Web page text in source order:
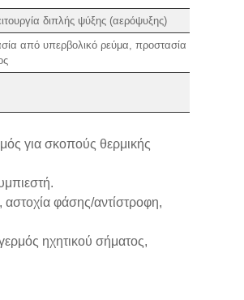
διπλής ψύξης (αερόψυξης)
από υπερβολικό ρεύμα, προστασία
για σκοπούς θερμικής
φάσης/αντίστροφη,
ηχητικού σήματος,